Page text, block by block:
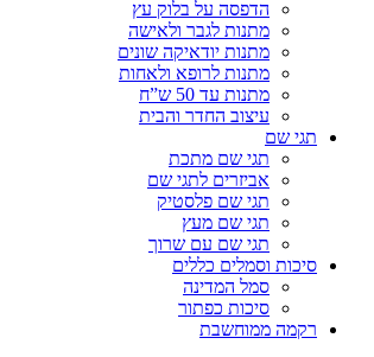
הדפסה על בלוק עץ
מתנות לגבר ולאישה
מתנות יודאיקה שונים
מתנות לרופא ולאחות
מתנות עד 50 ש”ח
עיצוב החדר והבית
תגי שם
תגי שם מתכת
אביזרים לתגי שם
תגי שם פלסטיק
תגי שם מעץ
תגי שם עם שרוך
סיכות וסמלים כללים
סמל המדינה
סיכות כפתור
רקמה ממוחשבת